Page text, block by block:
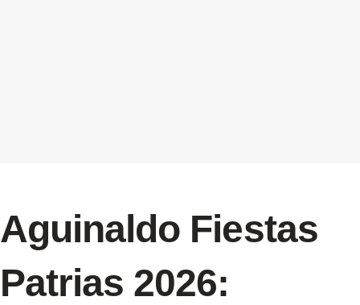
Aguinaldo Fiestas
Patrias 2026: